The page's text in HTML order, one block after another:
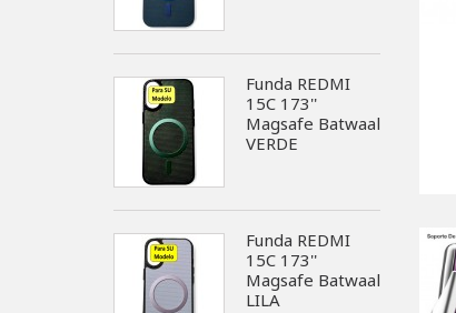
Funda REDMI
15C 173''
Magsafe Batwaal
VERDE
Funda REDMI
15C 173''
Magsafe Batwaal
LILA